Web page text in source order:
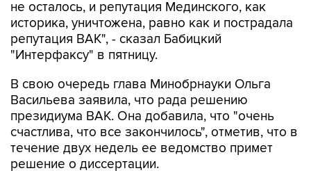
не осталось, и репутация Мединского, как
историка, уничтожена, равно как и пострадала
репутация ВАК", - сказал Бабицкий
"Интерфаксу" в пятницу.
В свою очередь глава Минобрнауки Ольга
Васильева заявила, что рада решению
президиума ВАК. Она добавила, что "очень
счастлива, что все закончилось", отметив, что в
течение двух недель ее ведомство примет
решение о диссертации.